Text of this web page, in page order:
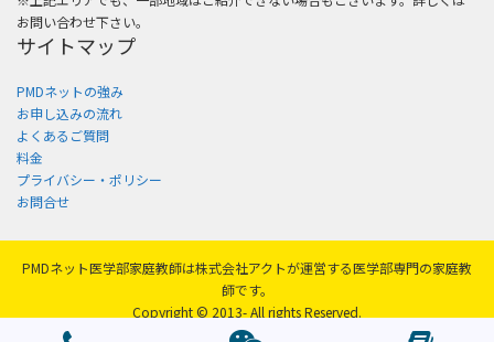
お問い合わせ下さい。
サイトマップ
PMDネットの強み
お申し込みの流れ
よくあるご質問
料金
プライバシー・ポリシー
お問合せ
PMDネット医学部家庭教師は株式会社アクトが運営する医学部専門の家庭教
師です。
Copyright © 2013- All rights Reserved.